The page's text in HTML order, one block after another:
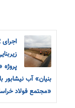
بنیان» آب نیشابور
«مجتمع فولاد